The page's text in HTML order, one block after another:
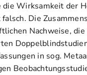
die Wirksamkeit der
Die
Nachweise, die
in sog.